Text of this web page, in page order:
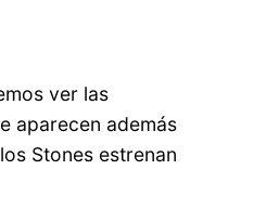
ver las
aparecen además
Stones estrenan